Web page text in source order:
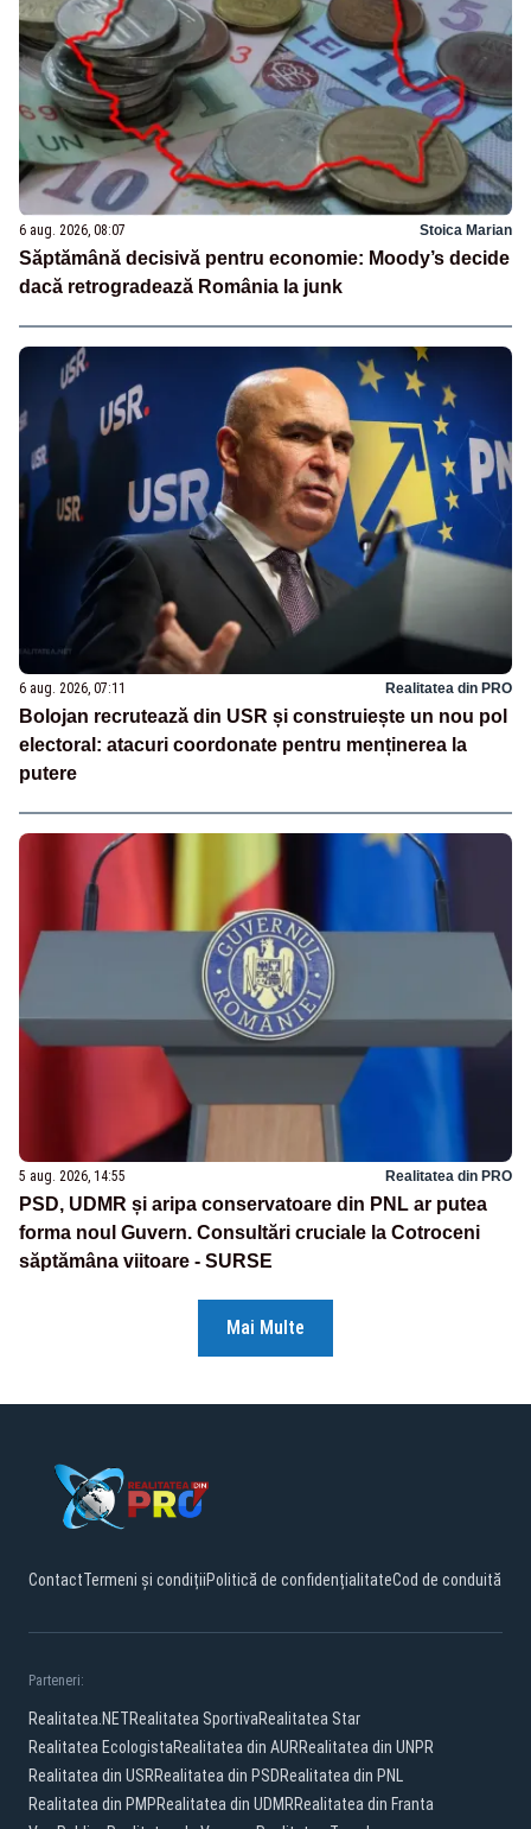
6 aug. 2026, 08:07 Stoica Marian
Săptămână decisivă pentru economie: Moody’s decide
dacă retrogradează România la junk
6 aug. 2026, 07:11 Realitatea din PRO
Bolojan recrutează din USR și construiește un nou pol
electoral: atacuri coordonate pentru menținerea la
putere
5 aug. 2026, 14:55 Realitatea din PRO
PSD, UDMR și aripa conservatoare din PNL ar putea
forma noul Guvern. Consultări cruciale la Cotroceni
săptămâna viitoare - SURSE
Mai Multe
ContactTermeni și condițiiPolitică de confidențialitateCod de conduită
Parteneri:
Realitatea.NETRealitatea SportivaRealitatea Star
Realitatea EcologistaRealitatea din AURRealitatea din UNPR
Realitatea din USRRealitatea din PSDRealitatea din PNL
Realitatea din PMPRealitatea din UDMRRealitatea din Franta